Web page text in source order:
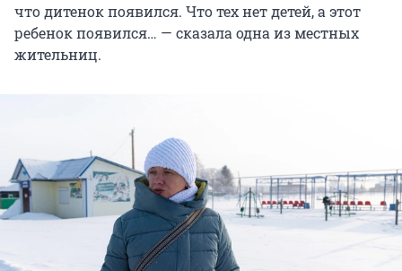
что дитенок появился. Что тех нет детей, а этот
ребенок появился… — сказала одна из местных
жительниц.